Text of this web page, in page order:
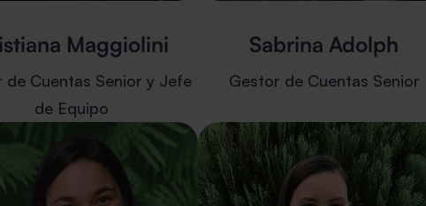
Maggiolini
de Cuentas Senior y Jefe
de Equipo
Sabrina Adolph
Gestor de Cuentas Senior